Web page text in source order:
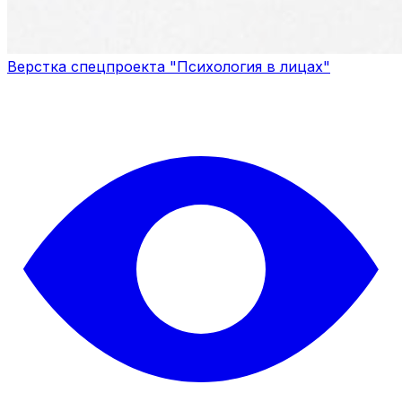
Верстка спецпроекта "Психология в лицах"